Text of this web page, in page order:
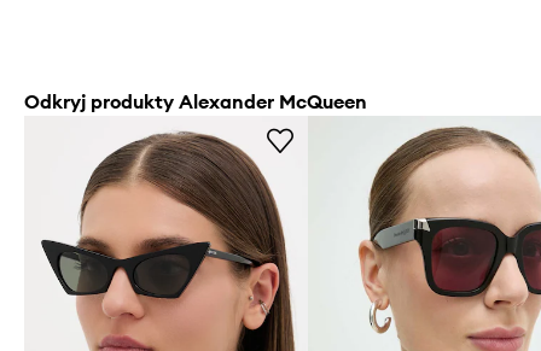
Odkryj produkty Alexander McQueen